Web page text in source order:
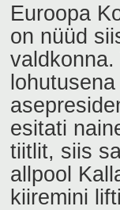
Euroopa
on nüüd
esitati
tiitlit, siis
allpool
kiiremini